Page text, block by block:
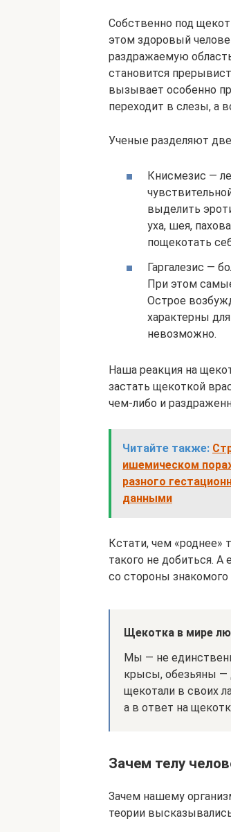
Собственно под
этом здоровый
раздражаемую
становится
вызывает особенно
переходит в слезы, а
Ученые разделяют
Книсмезис —
выделить
уха, шея,
пощекотать
Гаргалезис —
При этом
Острое
характерны
невозможно.
Наша реакция на
застать щекоткой
чем-либо и
Читайте также:
ишемическом
разного
данными
Кстати, чем
такого не добиться.
со стороны знакомого
Щекотка в мире
Мы — не
крысы, обезьяны —
щекотали в своих
а в ответ на
Зачем телу
Зачем нашему
теории